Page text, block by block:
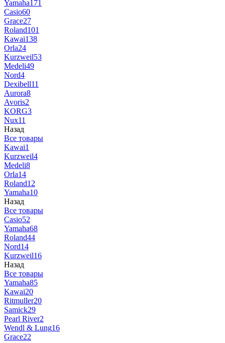
Yamaha171
Casio60
Grace27
Roland101
Kawai138
Orla24
Kurzweil53
Medeli49
Nord4
Dexibell11
Aurora8
Avoris2
KORG3
Nux11
Назад
Все товары
Kawai1
Kurzweil4
Medeli8
Orla14
Roland12
Yamaha10
Назад
Все товары
Casio52
Yamaha68
Roland44
Nord14
Kurzweil16
Назад
Все товары
Yamaha85
Kawai20
Ritmuller20
Samick29
Pearl River2
Wendl & Lung16
Grace22